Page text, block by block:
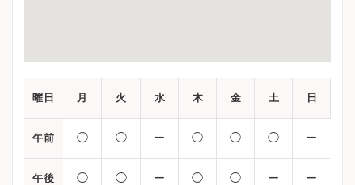
曜日 月 火 水 木 金 土 日
午前 ◯ ◯ ー ◯ ◯ ◯ ー
午後 ◯ ◯ ー ◯ ◯ ー ー